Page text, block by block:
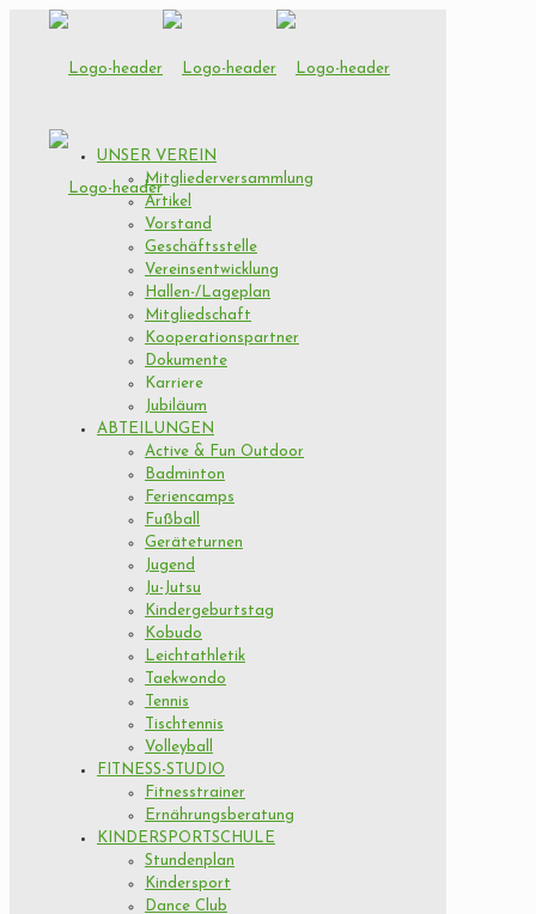
UNSER VEREIN
Mitgliederversammlung
Artikel
Vorstand
Geschäftsstelle
Vereinsentwicklung
Hallen-/Lageplan
Mitgliedschaft
Kooperationspartner
Dokumente
Karriere
Jubiläum
ABTEILUNGEN
Active & Fun Outdoor
Badminton
Feriencamps
Fußball
Geräteturnen
Jugend
Ju-Jutsu
Kindergeburtstag
Kobudo
Leichtathletik
Taekwondo
Tennis
Tischtennis
Volleyball
FITNESS-STUDIO
Fitnesstrainer
Ernährungsberatung
KINDERSPORTSCHULE
Stundenplan
Kindersport
Dance Club